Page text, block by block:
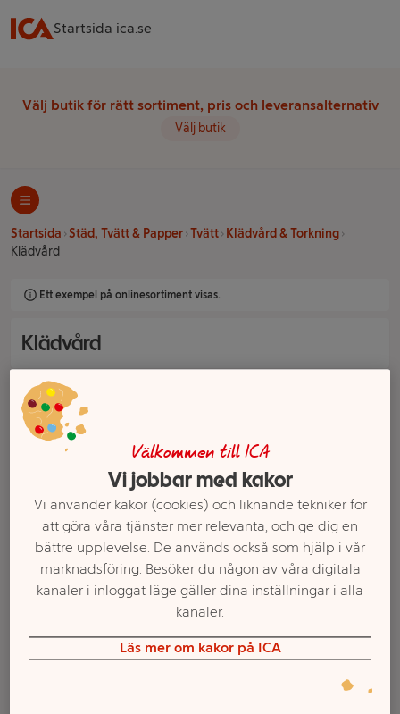
Startsida ica.se
Välj butik för rätt sortiment, pris och leveransalternativ
Välj butik
Startsida Städ, Tvätt & Papper Tvätt
Klädvård & Torkning
Klädvård
Ett exempel på onlinesortiment visas.
Klädvård
Filter
Smultronblom 500ml
Ren Logik
Välkommen till ICA
Vi jobbar med kakor
Vi använder kakor (cookies) och liknande tekniker för
att göra våra tjänster mer relevanta, och ge dig en
bättre upplevelse. De används också som hjälp i vår
marknadsföring. Besöker du någon av våra digitala
kanaler i inloggat läge gäller dina inställningar i alla
kanaler.
Läs mer om kakor på ICA